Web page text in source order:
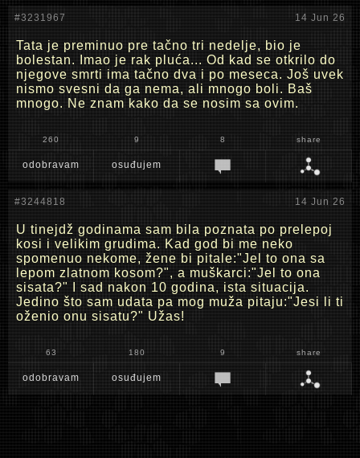
#3231967 14 Jun 26
Tata je preminuo pre tačno tri nedelje, bio je
bolestan. Imao je rak pluća... Od kad se otkrilo do
njegove smrti ima tačno dva i po meseca. Još uvek
nismo svesni da ga nema, ali mnogo boli. Baš
mnogo. Ne znam kako da se nosim sa ovim.
260 9 8 share
odobravam osuđujem
#3244818 14 Jun 26
U tinejdž godinama sam bila poznata po prelepoj
kosi i velikim grudima. Kad god bi me neko
spomenuo nekome, žene bi pitale:"Jel to ona sa
lepom zlatnom kosom?", a muškarci:"Jel to ona
sisata?" I sad nakon 10 godina, ista situacija.
Jedino što sam udata pa mog muža pitaju:"Jesi li ti
oženio onu sisatu?" Užas!
63 180 9 share
odobravam osuđujem